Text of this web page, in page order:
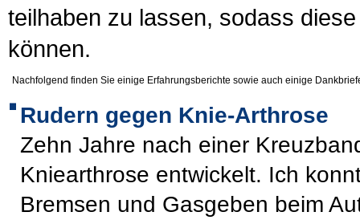
teilhaben zu lassen, sodass
können.
Nachfolgend finden Sie einige Erfahrungsberichte sowie auch einige
Rudern gegen Knie-Arthrose
Zehn Jahre nach einer
Kniearthrose entwickelt. Ich
Bremsen und Gasgeben beim